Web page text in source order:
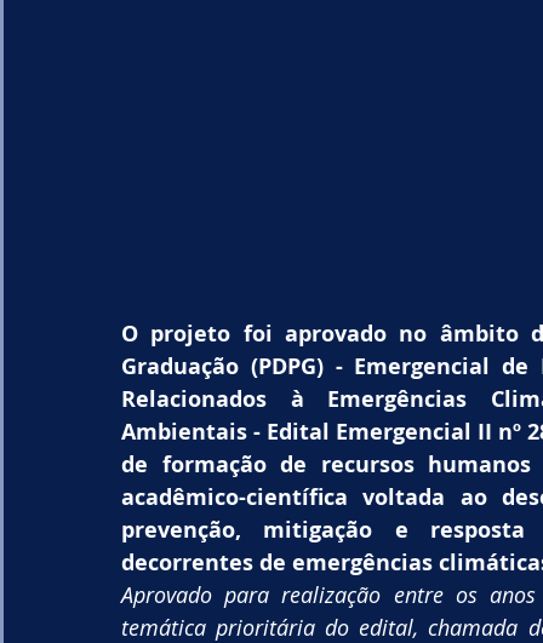
O projeto foi aprovado no âmbito
Graduação (PDPG) - Emergencial
Relacionados à Emergências
Ambientais - Edital Emergencial II nº
de formação de recursos
acadêmico-científica voltada ao
prevenção, mitigação e
decorrentes de emergências
Aprovado para realização entre os
temática prioritária do edital, chamada